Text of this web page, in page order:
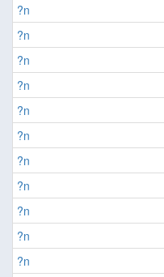
?n
?n
?n
?n
?n
?n
?n
?n
?n
?n
?n